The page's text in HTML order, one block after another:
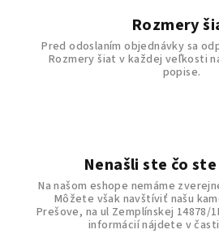
Rozmery
Pred odoslaním objednávky sa
Rozmery šiat v každej veľkosti
popise.
Nenašli ste čo
Na našom eshope nemáme
Môžete však navštíviť našu
Prešove, na ul Zemplínskej 14878/
informácií nájdete v